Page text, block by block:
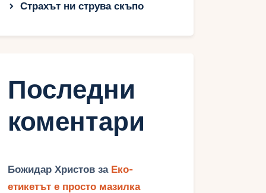
Страхът ни струва скъпо
Последни
коментари
Божидар Христов за Еко-
етикетът е просто мазилка